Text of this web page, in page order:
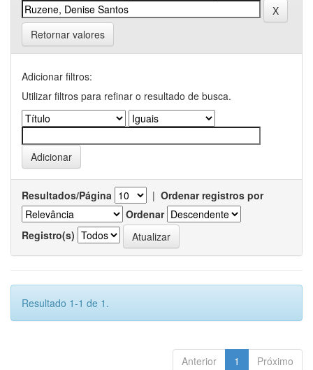
Retornar valores
Adicionar filtros:
Utilizar filtros para refinar o resultado de busca.
Resultados/Página | Ordenar registros por
Ordenar
Registro(s)
Resultado 1-1 de 1.
Anterior 1 Próximo